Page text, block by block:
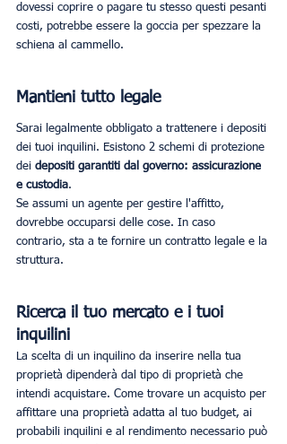
dovessi coprire o pagare tu stesso questi pesanti
costi, potrebbe essere la goccia per spezzare la
schiena al cammello.
Mantieni tutto legale
Sarai legalmente obbligato a trattenere i depositi
dei tuoi inquilini. Esistono 2 schemi di protezione
dei depositi garantiti dal governo: assicurazione
e custodia.
Se assumi un agente per gestire l'affitto,
dovrebbe occuparsi delle cose. In caso
contrario, sta a te fornire un contratto legale e la
struttura.
Ricerca il tuo mercato e i tuoi
inquilini
La scelta di un inquilino da inserire nella tua
proprietà dipenderà dal tipo di proprietà che
intendi acquistare. Come trovare un acquisto per
affittare una proprietà adatta al tuo budget, ai
probabili inquilini e al rendimento necessario può